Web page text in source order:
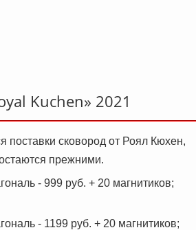
Kuchen» 2021
поставки сковород от Роял Кюхен,
прежними.
- 999 руб. + 20 магнитиков;
- 1199 руб. + 20 магнитиков;